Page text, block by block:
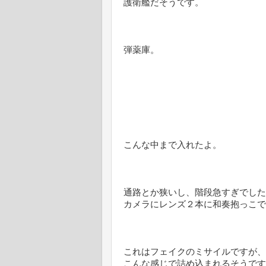
護衛艦だそうです。
弾薬庫。
こんな中まで入れたよ。
通路とか狭いし、階段急すぎでした
カメラにレンズ２本に和奏抱っこ
これはフェイクのミサイルですが、
こんな感じで詰め込まれるそうです